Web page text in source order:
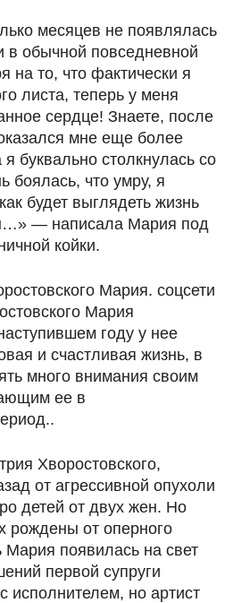
месяцев не появлялась
обычной повседневной
на то, что фактически я
листа, теперь у меня
сердце! Знаете, после
мне еще более
буквально столкнулась со
боялась, что умру, я
будет выглядеть жизнь
— написала Мария под
койки.
Мария
году у нее
и счастливая жизнь, в
много внимания своим
ее в
Хворостовского,
от агрессивной опухоли
детей от двух жен. Но
рождены от оперного
появилась на свет
первой супруги
исполнителем, но артист